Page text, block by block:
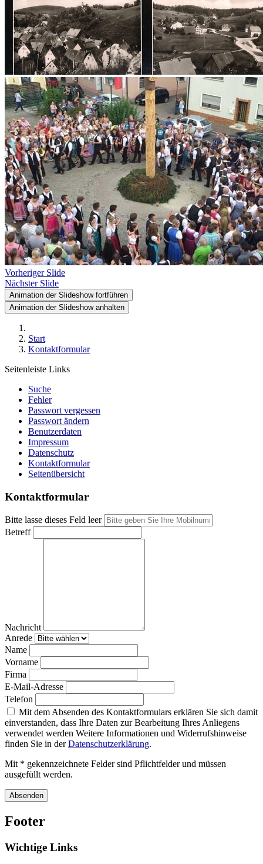
Vorheriger Slide
Nächster Slide
Animation der Slideshow fortführen
Animation der Slideshow anhalten
Start
Kontaktformular
Seitenleiste Links
Suche
Fehler
Passwort vergessen
Passwort ändern
Benutzerdaten
Impressum
Datenschutz
Kontaktformular
Seitenübersicht
Kontaktformular
Bitte lasse dieses Feld leer
Betreff
Nachricht
Anrede
Name
Vorname
Firma
E-Mail-Adresse
Telefon
Mit dem Absenden des Kontaktformulars erklären Sie sich damit
einverstanden, dass Ihre Daten zur Bearbeitung Ihres Anliegens
verwendet werden Weitere Informationen und Widerrufshinweise
finden Sie in derDatenschutzerklärung.
Mit * gekennzeichnete Felder sind Pflichtfelder und müssen
ausgefüllt werden.
Absenden
Footer
Wichtige Links